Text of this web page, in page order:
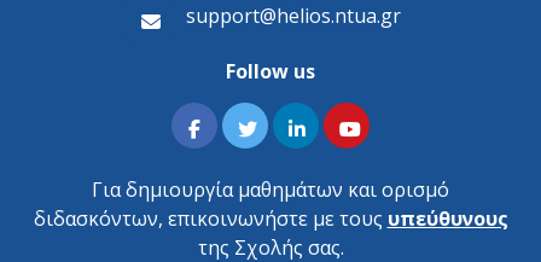
support@helios.ntua.gr
Follow us
Για δημιουργία μαθημάτων και ορισμό
διδασκόντων, επικοινωνήστε με τους υπεύθυνους
της Σχολής σας.